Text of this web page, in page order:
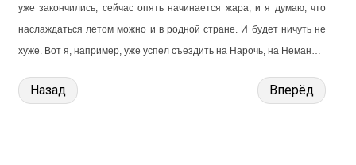
уже закончились, сейчас опять начинается жара, и я думаю, что
наслаждаться летом можно и в родной стране. И будет ничуть не
хуже. Вот я, например, уже успел съездить на Нарочь, на Неман…
Назад Вперёд